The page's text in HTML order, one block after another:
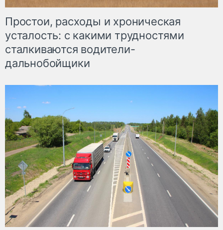
Простои, расходы и хроническая
усталость: с какими трудностями
сталкиваются водители-
дальнобойщики